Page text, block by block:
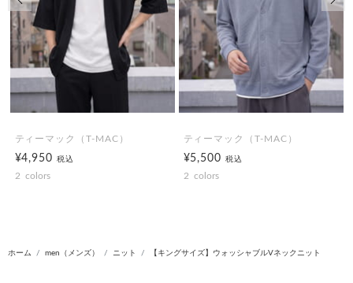
ティーマック（T-MAC）
¥4,950税込
2 colors
ティーマック（T-MAC）
¥5,500税込
2 colors
ホーム men（メンズ） ニット 【キングサイズ】ウォッシャブルVネックニット